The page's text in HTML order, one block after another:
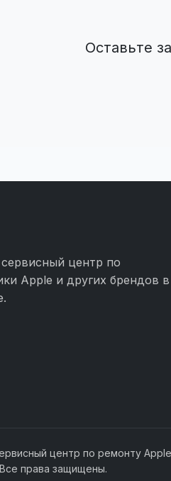
Оставьте
центр по
Apple и других брендов в
центр по ремонту
права защищены.